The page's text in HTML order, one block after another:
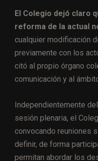
El Colegio dejó claro
reforma de la actual
cualquier modificación
previamente con los
citó al propio órgano
comunicación y al
Independientemente
sesión plenaria, el
convocando reuniones
definir, de forma
permitan abordar los